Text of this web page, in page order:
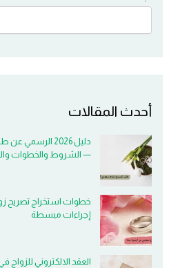
أحدث المقالات
دليل 2026
— الشروط والخطوات
خطوات استخراج تصريح
إجراءات مبسطة
العقد الالكتروني